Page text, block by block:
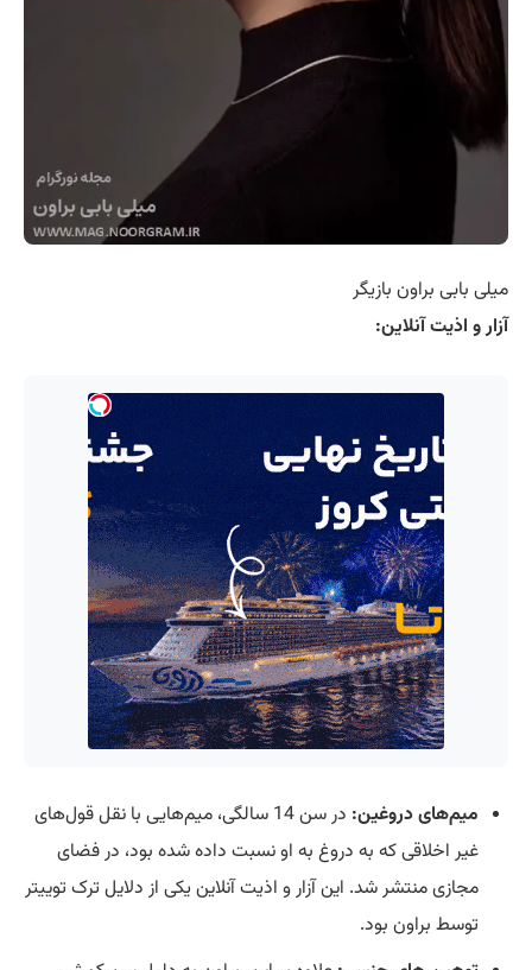
‏میلی بابی براون بازیگر
آزار و اذیت آنلاین:
میم‌های دروغین:
در سن 14 سالگی، میم‌هایی با نقل قول‌های
غیر اخلاقی که به دروغ به او نسبت داده شده بود، در فضای
مجازی منتشر شد. این آزار و اذیت آنلاین یکی از دلایل ترک توییتر
توسط براون بود.